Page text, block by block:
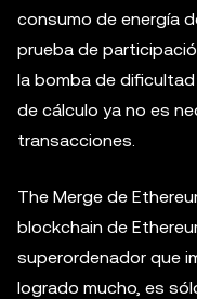
consumo de energía
prueba de
la bomba de
de cálculo ya no es
transacciones.
The Merge de
blockchain de
superordenador que
logrado mucho, es